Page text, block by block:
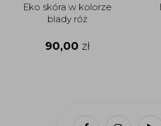
Eko skóra w kolorze
blady róż
90,00 zł